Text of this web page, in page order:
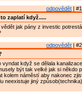
odpovědět |
zaplatí když.....
jak pány z investic
odpovědět |
vyndat když se dělala
být tak velké jak si někdo
kolem náměstí aby nakonec
neexistuje jiný